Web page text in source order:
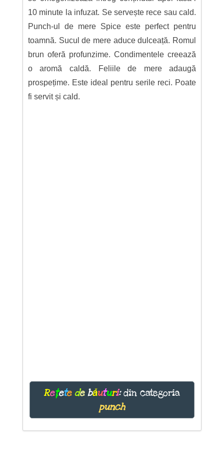
10 minute la infuzat. Se servește rece sau cald.
Punch-ul de mere Spice este perfect pentru
toamnă. Sucul de mere aduce dulceață. Romul
brun oferă profunzime. Condimentele creează
o aromă caldă. Feliile de mere adaugă
prospețime. Este ideal pentru serile reci. Poate
fi servit și cald.
Rețete de băuturi:din categoria
punch